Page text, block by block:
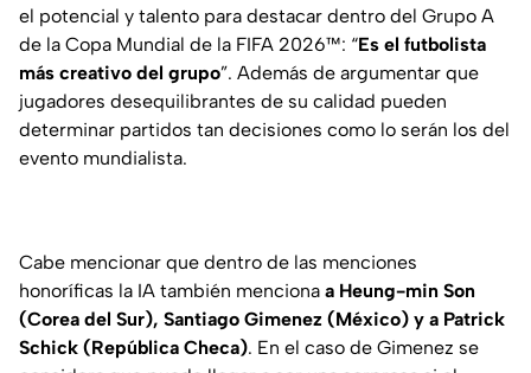
el potencial y talento para destacar dentro del Grupo A
de la Copa Mundial de la FIFA 2026™: “Es el futbolista
más creativo del grupo”. Además de argumentar que
jugadores desequilibrantes de su calidad pueden
determinar partidos tan decisiones como lo serán los del
evento mundialista.
Cabe mencionar que dentro de las menciones
honoríficas la IA también menciona a Heung-min Son
(Corea del Sur), Santiago Gimenez (México) y a Patrick
Schick (República Checa). En el caso de Gimenez se